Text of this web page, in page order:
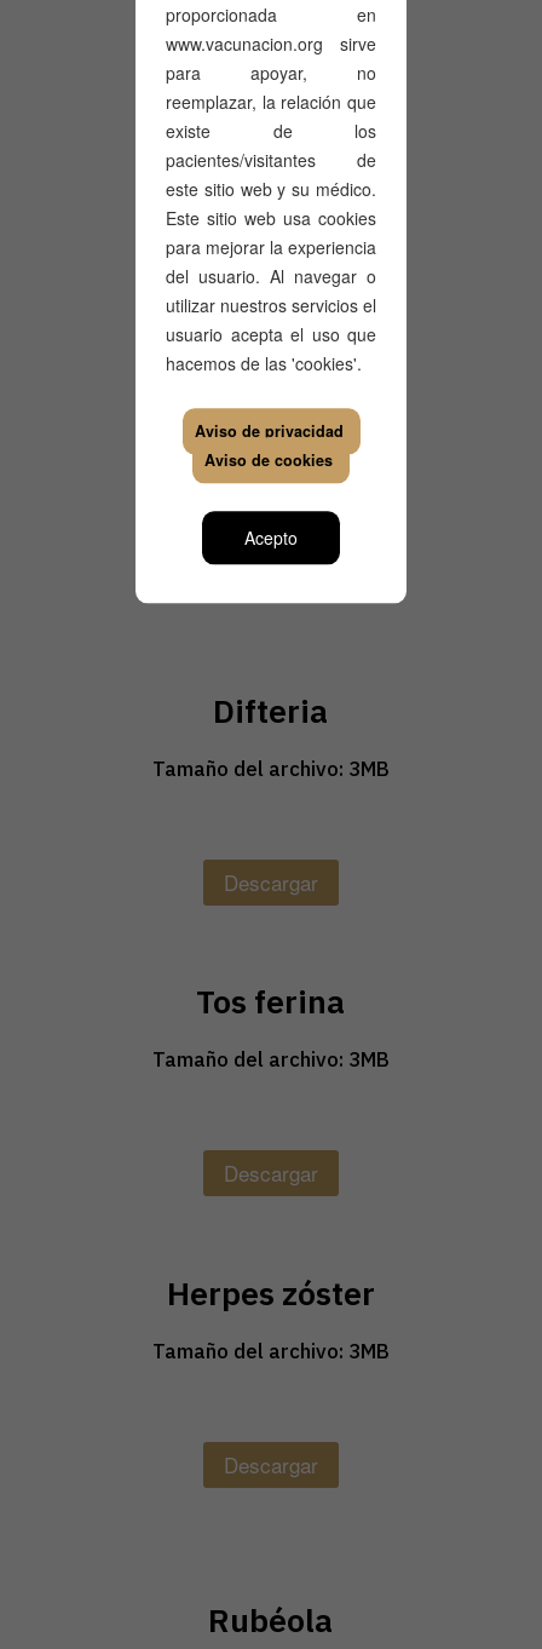
Tétanos
Tamaño del archivo: 4MB
Descargar
Varicela
Tamaño del archivo: 3MB
Descargar
Difteria
Tamaño del archivo: 3MB
Descargar
Tos ferina
Tamaño del archivo: 3MB
Descargar
Herpes zóster
Tamaño del archivo: 3MB
Descargar
Rubéola
proporcionada en
www.vacunacion.org sirve
para apoyar, no
reemplazar, la relación que
existe de los
pacientes/visitantes de
este sitio web y su médico.
Este sitio web usa cookies
para mejorar la experiencia
del usuario. Al navegar o
utilizar nuestros servicios el
usuario acepta el uso que
hacemos de las 'cookies'.
Aviso de privacidad
Aviso de cookies
Acepto